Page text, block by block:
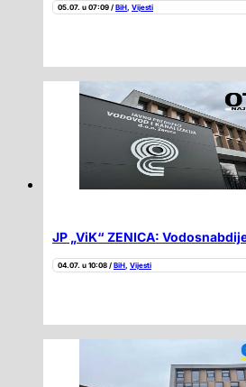
05.07. u 07:09 / BiH, Vijesti
JP „ViK“ ZENICA:
04.07. u 10:08 / BiH, Vijesti